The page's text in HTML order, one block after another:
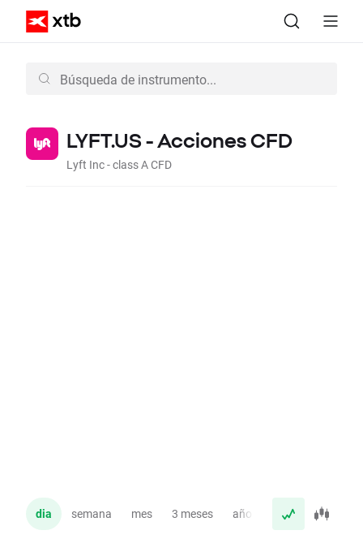
LYFT.US - Acciones CFD
Lyft Inc - class A CFD
dia semana mes 3 meses año